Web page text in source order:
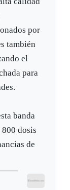
por
también
el
para
banda
dosis
de